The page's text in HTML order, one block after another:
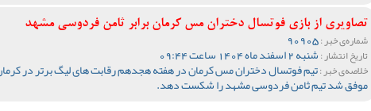
تصاویری از بازی فوتسال دختران مس کرمان برابر ثامن فردوسی مشهد
شماره‌ی خبر :90905
تاریخ انتشار :شنبه 2 اسفند ماه 1404 ساعت 09:44
خلاصه‌ی خبر :تیم فوتسال دختران مس کرمان در هفته هجدهم رقابت های لیگ برتر در
موفق شد تیم ثامن فردوسی مشهد را شکست دهد.